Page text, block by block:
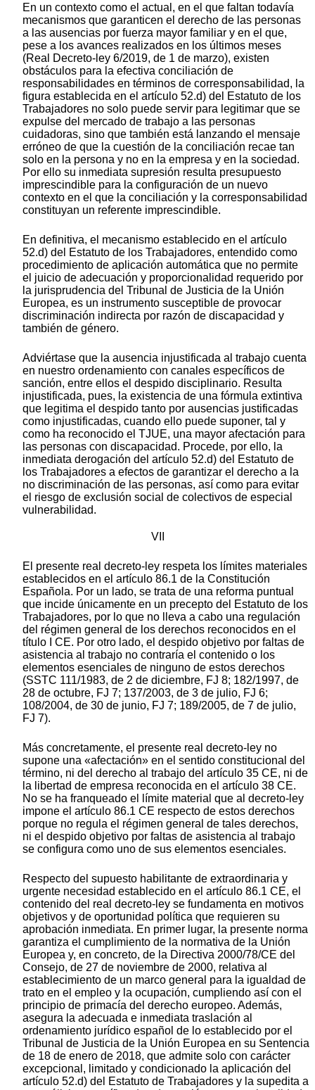
En un contexto como el actual, en el que faltan todavía
mecanismos que garanticen el derecho de las personas
a las ausencias por fuerza mayor familiar y en el que,
pese a los avances realizados en los últimos meses
(Real Decreto-ley 6/2019, de 1 de marzo), existen
obstáculos para la efectiva conciliación de
responsabilidades en términos de corresponsabilidad, la
figura establecida en el artículo 52.d) del Estatuto de los
Trabajadores no solo puede servir para legitimar que se
expulse del mercado de trabajo a las personas
cuidadoras, sino que también está lanzando el mensaje
erróneo de que la cuestión de la conciliación recae tan
solo en la persona y no en la empresa y en la sociedad.
Por ello su inmediata supresión resulta presupuesto
imprescindible para la configuración de un nuevo
contexto en el que la conciliación y la corresponsabilidad
constituyan un referente imprescindible.
En definitiva, el mecanismo establecido en el artículo
52.d) del Estatuto de los Trabajadores, entendido como
procedimiento de aplicación automática que no permite
el juicio de adecuación y proporcionalidad requerido por
la jurisprudencia del Tribunal de Justicia de la Unión
Europea, es un instrumento susceptible de provocar
discriminación indirecta por razón de discapacidad y
también de género.
Adviértase que la ausencia injustificada al trabajo cuenta
en nuestro ordenamiento con canales específicos de
sanción, entre ellos el despido disciplinario. Resulta
injustificada, pues, la existencia de una fórmula extintiva
que legitima el despido tanto por ausencias justificadas
como injustificadas, cuando ello puede suponer, tal y
como ha reconocido el TJUE, una mayor afectación para
las personas con discapacidad. Procede, por ello, la
inmediata derogación del artículo 52.d) del Estatuto de
los Trabajadores a efectos de garantizar el derecho a la
no discriminación de las personas, así como para evitar
el riesgo de exclusión social de colectivos de especial
vulnerabilidad.
VII
El presente real decreto-ley respeta los límites materiales
establecidos en el artículo 86.1 de la Constitución
Española. Por un lado, se trata de una reforma puntual
que incide únicamente en un precepto del Estatuto de los
Trabajadores, por lo que no lleva a cabo una regulación
del régimen general de los derechos reconocidos en el
título I CE. Por otro lado, el despido objetivo por faltas de
asistencia al trabajo no contraría el contenido o los
elementos esenciales de ninguno de estos derechos
(SSTC 111/1983, de 2 de diciembre, FJ 8; 182/1997, de
28 de octubre, FJ 7; 137/2003, de 3 de julio, FJ 6;
108/2004, de 30 de junio, FJ 7; 189/2005, de 7 de julio,
FJ 7).
Más concretamente, el presente real decreto-ley no
supone una «afectación» en el sentido constitucional del
término, ni del derecho al trabajo del artículo 35 CE, ni de
la libertad de empresa reconocida en el artículo 38 CE.
No se ha franqueado el límite material que al decreto-ley
impone el artículo 86.1 CE respecto de estos derechos
porque no regula el régimen general de tales derechos,
ni el despido objetivo por faltas de asistencia al trabajo
se configura como uno de sus elementos esenciales.
Respecto del supuesto habilitante de extraordinaria y
urgente necesidad establecido en el artículo 86.1 CE, el
contenido del real decreto-ley se fundamenta en motivos
objetivos y de oportunidad política que requieren su
aprobación inmediata. En primer lugar, la presente norma
garantiza el cumplimiento de la normativa de la Unión
Europea y, en concreto, de la Directiva 2000/78/CE del
Consejo, de 27 de noviembre de 2000, relativa al
establecimiento de un marco general para la igualdad de
trato en el empleo y la ocupación, cumpliendo así con el
principio de primacía del derecho europeo. Además,
asegura la adecuada e inmediata traslación al
ordenamiento jurídico español de lo establecido por el
Tribunal de Justicia de la Unión Europea en su Sentencia
de 18 de enero de 2018, que admite solo con carácter
excepcional, limitado y condicionado la aplicación del
artículo 52.d) del Estatuto de Trabajadores y la supedita a